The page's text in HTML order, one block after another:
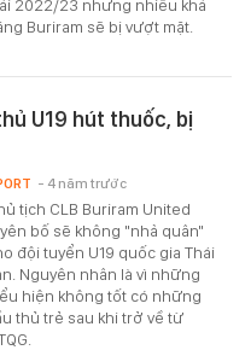
2022/23 nhưng nhiều khả
Buriram sẽ bị vượt mặt.
U19 hút thuốc, bị
tịch CLB Buriram United
bố sẽ không "nhả quân"
đội tuyển U19 quốc gia Thái
Nguyên nhân là vì những
hiện không tốt có những
thủ trẻ sau khi trở về từ
- 4 năm trước